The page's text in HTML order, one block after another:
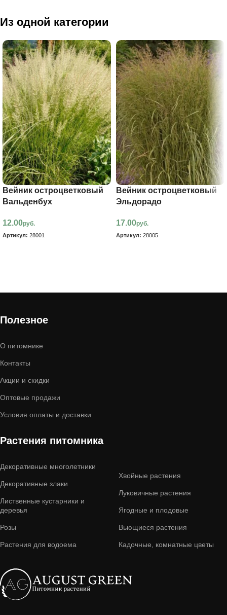
Из одной категории
Вейник остроцветковый
Вальденбух
12.00руб.
Артикул: 28001
Вейник остроцветковый
Эльдорадо
17.00руб.
Артикул: 28005
Полезное
О питомнике
Контакты
Акции и скидки
Оптовые продажи
Условия оплаты и доставки
Растения питомника
Декоративные многолетники
Декоративные злаки
Лиственные кустарники и
деревья
Розы
Растения для водоема
Хвойные растения
Луковичные растения
Ягодные и плодовые
Вьющиеся растения
Кадочные, комнатные цветы